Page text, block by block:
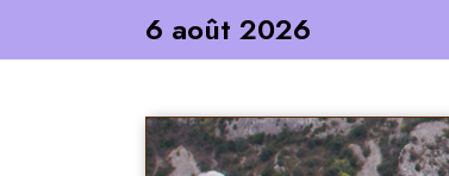
6 août 2026